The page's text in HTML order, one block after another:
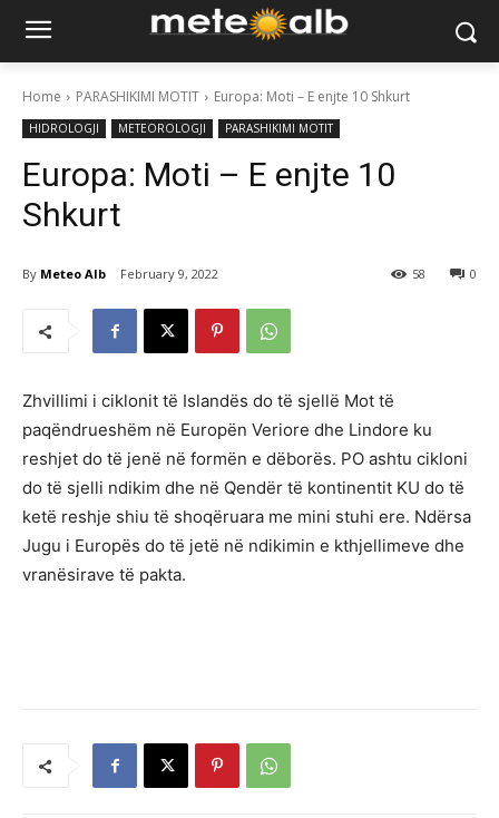
Home PARASHIKIMI MOTIT Europa: Moti – E enjte 10 Shkurt
HIDROLOGJI METEOROLOGJI PARASHIKIMI MOTIT
Europa: Moti – E enjte 10
Shkurt
By Meteo Alb February 9, 2022 0
58
Zhvillimi i ciklonit të Islandës do të sjellë Mot të
paqëndrueshëm në Europën Veriore dhe Lindore ku
reshjet do të jenë në formën e dëborës. PO ashtu cikloni
do të sjelli ndikim dhe në Qendër të kontinentit KU do të
ketë reshje shiu të shoqëruara me mini stuhi ere. Ndërsa
Jugu i Europës do të jetë në ndikimin e kthjellimeve dhe
vranësirave të pakta.